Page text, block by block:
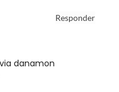
Responder
danamon